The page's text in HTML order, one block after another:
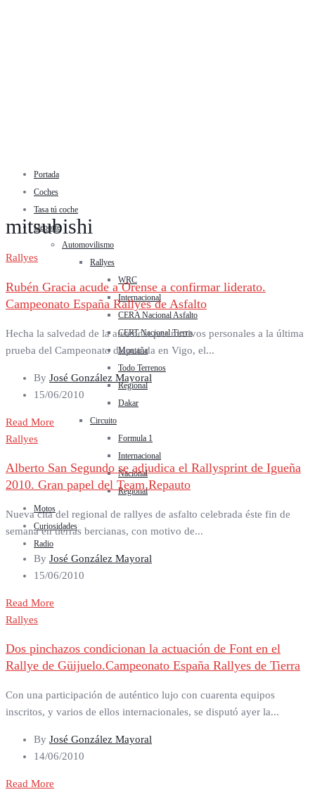
Portada
Coches
Tasa tú coche
Deporte
Automovilismo
Rallyes
WRC
Internacional
CERA Nacional Asfalto
CERT Nacional Tierra
Montaña
Todo Terrenos
Regional
Dakar
Circuito
Formula 1
Internacional
Nacional
Regional
Motos
Curiosidades
Radio
mitsubishi
Rallyes
Rubén Gracia acude a Orense a confirmar liderato.
Campeonato España Rallyes de Asfalto
Hecha la salvedad de la ausencia por motivos personales a la última
prueba del Campeonato disputada en Vigo, el...
By José González Mayoral
15/06/2010
Read More
Rallyes
Alberto San Segundo se adjudica el Rallysprint de Igueña
2010. Gran papel del Team Repauto
Nueva cita del regional de rallyes de asfalto celebrada éste fin de
semana en tierras bercianas, con motivo de...
By José González Mayoral
15/06/2010
Read More
Rallyes
Dos pinchazos condicionan la actuación de Font en el
Rallye de Güijuelo.Campeonato España Rallyes de Tierra
Con una participación de auténtico lujo con cuarenta equipos
inscritos, y varios de ellos internacionales, se disputó ayer la...
By José González Mayoral
14/06/2010
Read More